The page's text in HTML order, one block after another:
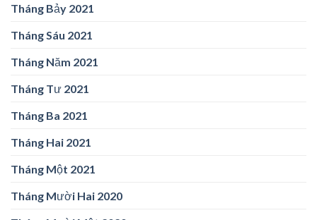
Tháng Bảy 2021
Tháng Sáu 2021
Tháng Năm 2021
Tháng Tư 2021
Tháng Ba 2021
Tháng Hai 2021
Tháng Một 2021
Tháng Mười Hai 2020